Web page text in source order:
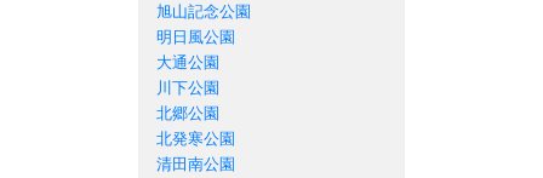
旭山記念公園
明日風公園
大通公園
川下公園
北郷公園
北発寒公園
清田南公園